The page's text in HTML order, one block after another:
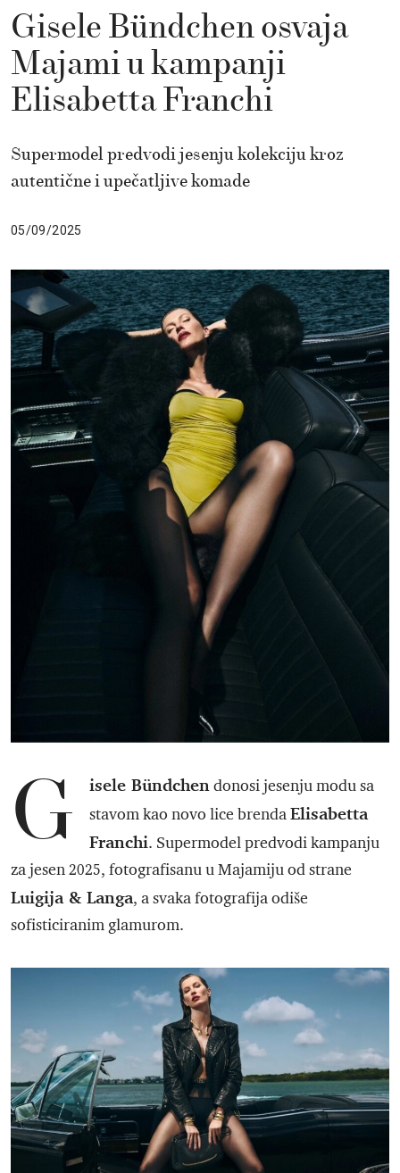
Gisele Bündchen osvaja
Majami u kampanji
Elisabetta Franchi
Supermodel predvodi jesenju kolekciju kroz
autentične i upečatljive komade
05/09/2025
G isele Bündchendonosi jesenju modu sa
stavom kao novo lice brendaElisabetta
Franchi. Supermodel predvodi kampanju
za jesen 2025, fotografisanu u Majamiju od strane
Luigija & Langa, a svaka fotografija odiše
sofisticiranim glamurom.